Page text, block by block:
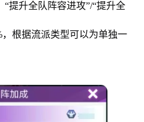
提升全队阵容进攻”/“提升全
，根据流派类型可以为单独一